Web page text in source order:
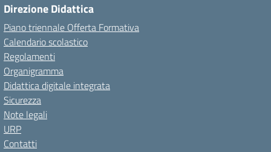
Direzione Didattica
Piano triennale Offerta Formativa
Calendario scolastico
Regolamenti
Organigramma
Didattica digitale integrata
Sicurezza
Note legali
URP
Contatti